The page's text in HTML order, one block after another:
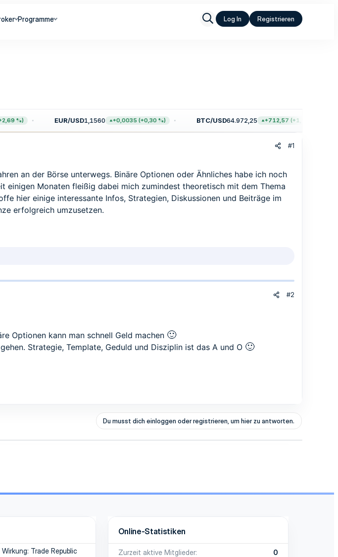
Programme Log In Registrieren
%) EUR/USD1,1560 +0,0035 (+0,30 %) BTC/USD64.972,25 +712,57 (+1,11 %)
#1
an der Börse unterwegs. Binäre Optionen oder Ähnliches habe ich noch
einigen Monaten fleißig dabei mich zumindest theoretisch mit dem Thema
hier einige interessante Infos, Strategien, Diskussionen und Beiträge im
erfolgreich umzusetzen.
#2
Optionen kann man schnell Geld machen 🙂
Strategie, Template, Geduld und Disziplin ist das A und O 🙂
Du musst dich einloggen oder registrieren, um hier zu antworten.
Trade Republic
Online-Statistiken
Zurzeit aktive Mitglieder
0